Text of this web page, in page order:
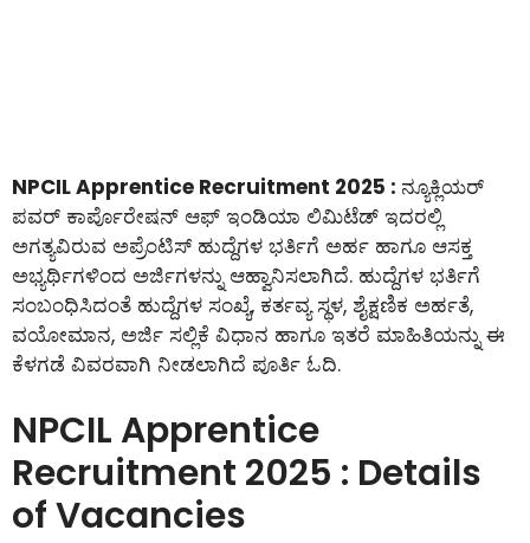
NPCIL Apprentice Recruitment 2025 : ನ್ಯೂಕ್ಲಿಯರ್
ಪವರ್ ಕಾರ್ಪೊರೇಷನ್ ಆಫ್ ಇಂಡಿಯಾ ಲಿಮಿಟೆಡ್ ಇದರಲ್ಲಿ
ಅಗತ್ಯವಿರುವ ಅಪ್ರೆಂಟಿಸ್ ಹುದ್ದೆಗಳ ಭರ್ತಿಗೆ ಅರ್ಹ ಹಾಗೂ ಆಸಕ್ತ
ಅಭ್ಯರ್ಥಿಗಳಿಂದ ಅರ್ಜಿಗಳನ್ನು ಆಹ್ವಾನಿಸಲಾಗಿದೆ. ಹುದ್ದೆಗಳ ಭರ್ತಿಗೆ
ಸಂಬಂಧಿಸಿದಂತೆ ಹುದ್ದೆಗಳ ಸಂಖ್ಯೆ, ಕರ್ತವ್ಯ ಸ್ಥಳ, ಶೈಕ್ಷಣಿಕ ಅರ್ಹತೆ,
ವಯೋಮಾನ, ಅರ್ಜಿ ಸಲ್ಲಿಕೆ ವಿಧಾನ ಹಾಗೂ ಇತರೆ ಮಾಹಿತಿಯನ್ನು ಈ
ಕೆಳಗಡೆ ವಿವರವಾಗಿ ನೀಡಲಾಗಿದೆ ಪೂರ್ತಿ ಓದಿ.
NPCIL Apprentice
Recruitment 2025 : Details
of Vacancies